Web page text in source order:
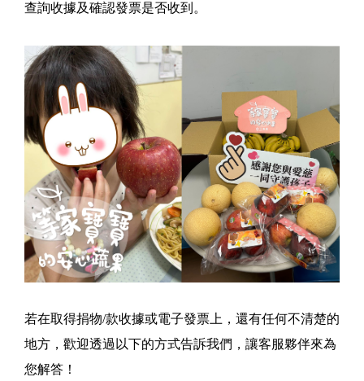
查詢收據及確認發票是否收到。
若在取得捐物/款收據或電子發票上，還有任何不清楚的
地方，歡迎透過以下的方式告訴我們，讓客服夥伴來為
您解答！